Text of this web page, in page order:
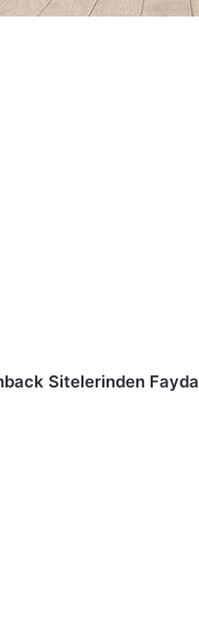
Sitelerinden